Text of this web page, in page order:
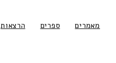
מאמרים ספרים הרצאות